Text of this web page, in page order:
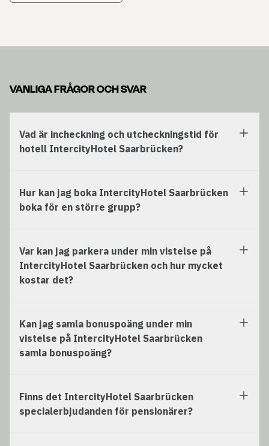
VANLIGA FRÅGOR OCH SVAR
Vad är incheckning och utcheckningstid för
hotell IntercityHotel Saarbrücken?
Hur kan jag boka IntercityHotel Saarbrücken
boka för en större grupp?
Var kan jag parkera under min vistelse på
IntercityHotel Saarbrücken och hur mycket
kostar det?
Kan jag samla bonuspoäng under min
vistelse på IntercityHotel Saarbrücken
samla bonuspoäng?
Finns det IntercityHotel Saarbrücken
specialerbjudanden för pensionärer?